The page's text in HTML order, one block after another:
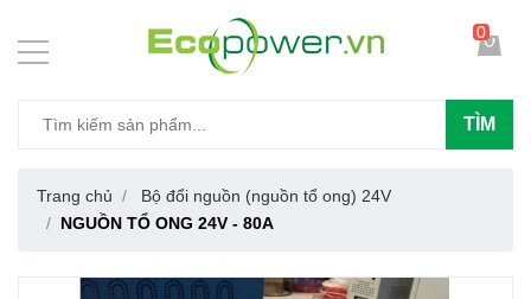
TÌM
0
Trang chủ
Bộ đổi nguồn (nguồn tổ ong) 24V
NGUỒN TỔ ONG 24V - 80A